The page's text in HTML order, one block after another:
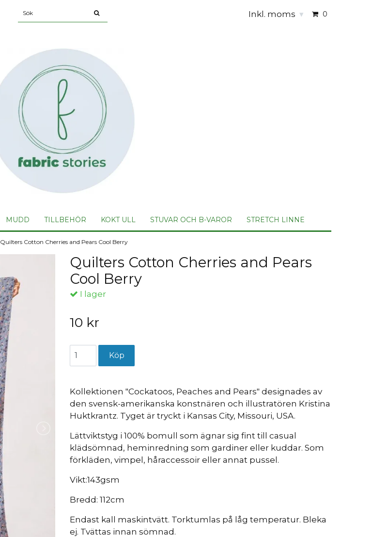
Inkl. moms ▾ 0
MUDD TILLBEHÖR KOKT ULL STUVAR OCH B-VAROR STRETCH LINNE
Quilters Cotton Cherries and Pears Cool Berry
Quilters Cotton Cherries and Pears
Cool Berry
I lager
10 kr
Kollektionen "Cockatoos, Peaches and Pears" designades av
den svensk-amerikanska konstnären och illustratören Kristina
Huktkrantz. Tyget är tryckt i Kansas City, Missouri, USA.
Lättviktstyg i 100% bomull som ägnar sig fint till casual
klädsömnad, heminredning som gardiner eller kuddar. Som
förkläden, vimpel, håraccessoir eller annat pussel.
Vikt:143gsm
Bredd: 112cm
Endast kall maskintvätt. Torktumlas på låg temperatur. Bleka
ej. Tvättas innan sömnad.